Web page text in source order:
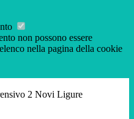
non possono essere
nella pagina della cookie
2 Novi Ligure